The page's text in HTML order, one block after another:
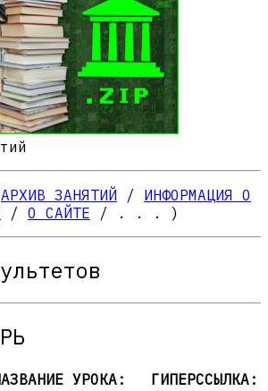
АРХИВ ЗАНЯТИЙ / ИНФОРМАЦИЯ О
/ О САЙТЕ / . . . )
УРОКА:
ГИПЕРССЫЛКА: